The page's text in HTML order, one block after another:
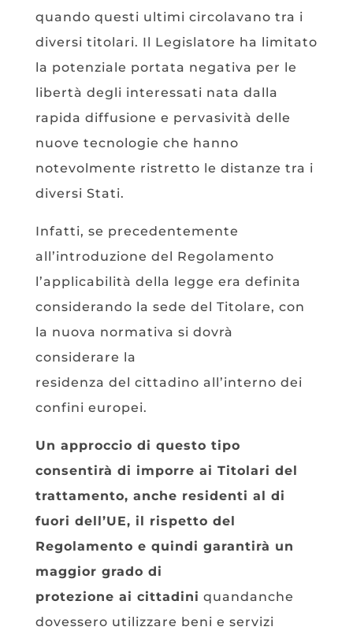
quando questi ultimi circolavano tra i
diversi titolari. Il Legislatore ha limitato
la potenziale portata negativa per le
libertà degli interessati nata dalla
rapida diffusione e pervasività delle
nuove tecnologie che hanno
notevolmente ristretto le distanze tra i
diversi Stati.
Infatti, se precedentemente
all’introduzione del Regolamento
l’applicabilità della legge era definita
considerando la sede del Titolare, con
la nuova normativa si dovrà
considerare la
residenza del cittadino all’interno dei
confini europei.
Un approccio di questo tipo
consentirà di imporre ai Titolari del
trattamento, anche residenti al di
fuori dell’UE, il rispetto del
Regolamento e quindi garantirà un
maggior grado di
protezione ai cittadini quandanche
dovessero utilizzare beni e servizi